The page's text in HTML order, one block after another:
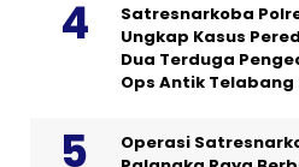
Satresnarkoba
Ungkap Kasus
Dua Terduga
Ops Antik Telabang
Operasi